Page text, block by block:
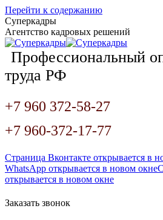
Перейти к содержанию
Суперкадры
Агентство кадровых решений
Профессиональный
труда РФ
+7 960 372-58-27
+7 960-372-17-77
Страница Вконтакте открывается в
WhatsApp открывается в новом окне
открывается в новом окне
Заказать звонок